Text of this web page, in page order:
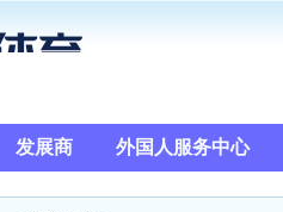
发展商 外国人服务中心